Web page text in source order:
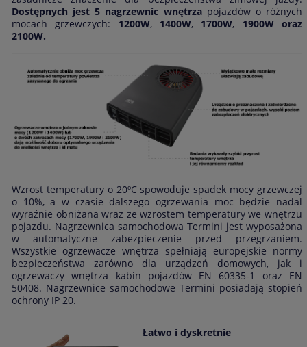
Dostępnych jest 5 nagrzewnic wnętrzapojazdów o różnych
mocach grzewczych: 1200W, 1400W, 1700W, 1900W oraz
2100W.
Wzrost temperatury o 20ºC spowoduje spadek mocy grzewczej
o 10%, a w czasie dalszego ogrzewania moc będzie nadal
wyraźnie obniżana wraz ze wzrostem temperatury we wnętrzu
pojazdu. Nagrzewnica samochodowa Termini jest wyposażona
w automatyczne zabezpieczenie przed przegrzaniem.
Wszystkie ogrzewacze wnętrza spełniają europejskie normy
bezpieczeństwa zarówno dla urządzeń domowych, jak i
ogrzewaczy wnętrza kabin pojazdów EN 60335-1 oraz EN
50408. Nagrzewnice samochodowe Termini posiadają stopień
ochrony IP 20.
Łatwo i dyskretnie